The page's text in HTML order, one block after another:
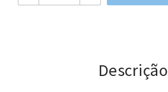
Descrição